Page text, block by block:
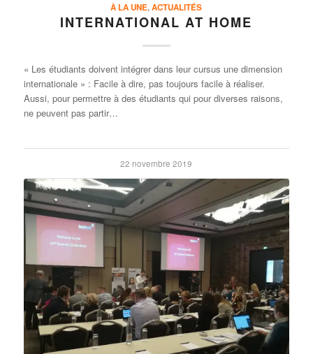
À LA UNE,ACTUALITÉS
INTERNATIONAL AT HOME
« Les étudiants doivent intégrer dans leur cursus une dimension
internationale » : Facile à dire, pas toujours facile à réaliser.
Aussi, pour permettre à des étudiants qui pour diverses raisons,
ne peuvent pas partir…
22 novembre 2019